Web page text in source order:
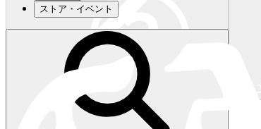
キャロウェイアパレルはこちら>>>
ストア・イベント